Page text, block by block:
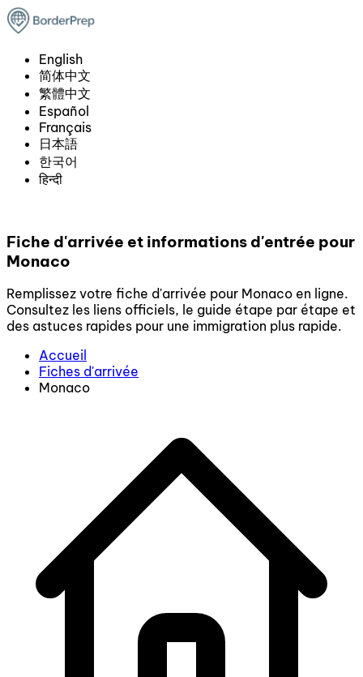
English
简体中文
繁體中文
Español
Français
日本語
한국어
हिन्दी
Fiche d'arrivée et informations d'entrée pour
Monaco
Remplissez votre fiche d'arrivée pour Monaco en ligne.
Consultez les liens officiels, le guide étape par étape et
des astuces rapides pour une immigration plus rapide.
Accueil
Fiches d'arrivée
Monaco